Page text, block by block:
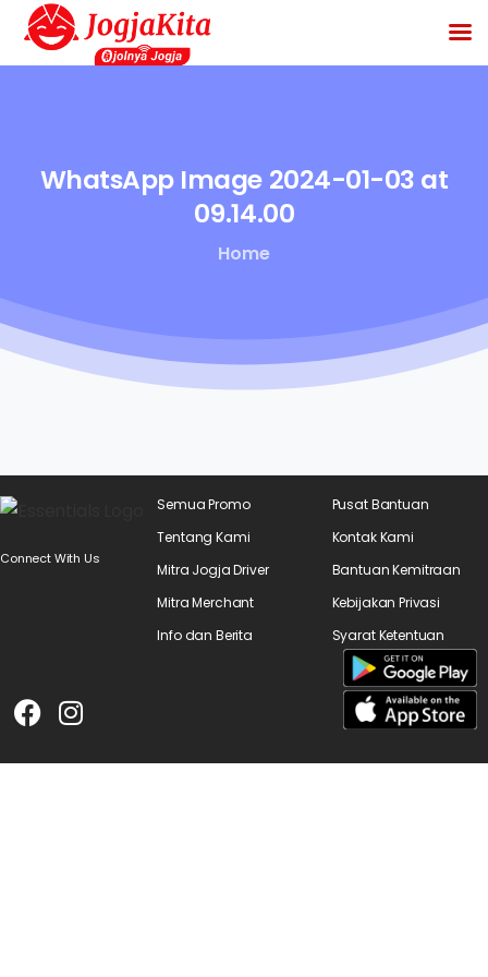
WhatsApp Image 2024-01-03 at
09.14.00
Home
Connect With Us
Semua Promo
Tentang Kami
Mitra Jogja Driver
Mitra Merchant
Info dan Berita
Pusat Bantuan
Kontak Kami
Bantuan Kemitraan
Kebijakan Privasi
Syarat Ketentuan